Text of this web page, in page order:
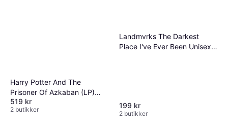
Harry Potter And The
Prisoner Of Azkaban (LP)
(Vinyl)
519 kr
2 butikker
Landmvrks The Darkest
Place I've Ever Been Unisex
199 kr
2 butikker